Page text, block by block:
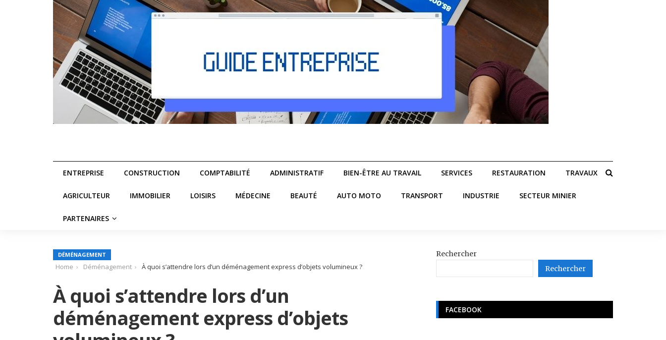
ENTREPRISE CONSTRUCTION COMPTABILITÉ ADMINISTRATIF BIEN-ÊTRE AU TRAVAIL SERVICES RESTAURATION TRAVAUX
AGRICULTEUR IMMOBILIER LOISIRS MÉDECINE BEAUTÉ AUTO MOTO TRANSPORT INDUSTRIE SECTEUR MINIER
PARTENAIRES
DÉMÉNAGEMENT
Home Déménagement À quoi s’attendre lors d’un déménagement express d’objets volumineux ?
À quoi s’attendre lors d’un
déménagement express d’objets
Rechercher
Rechercher
FACEBOOK